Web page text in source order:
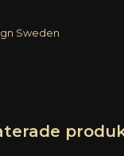
Sweden